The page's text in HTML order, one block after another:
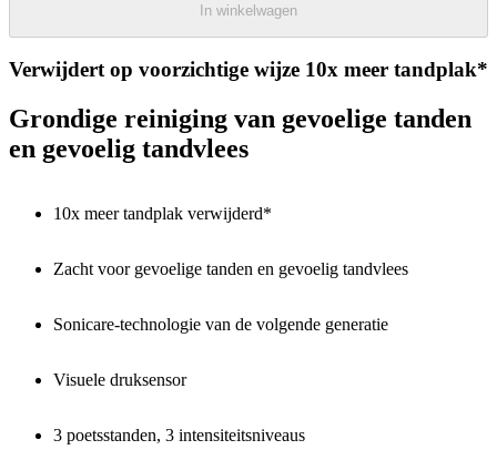
In winkelwagen
Verwijdert op voorzichtige wijze 10x meer tandplak*
Grondige reiniging van gevoelige tanden
en gevoelig tandvlees
10x meer tandplak verwijderd*
Zacht voor gevoelige tanden en gevoelig tandvlees
Sonicare-technologie van de volgende generatie
Visuele druksensor
3 poetsstanden, 3 intensiteitsniveaus